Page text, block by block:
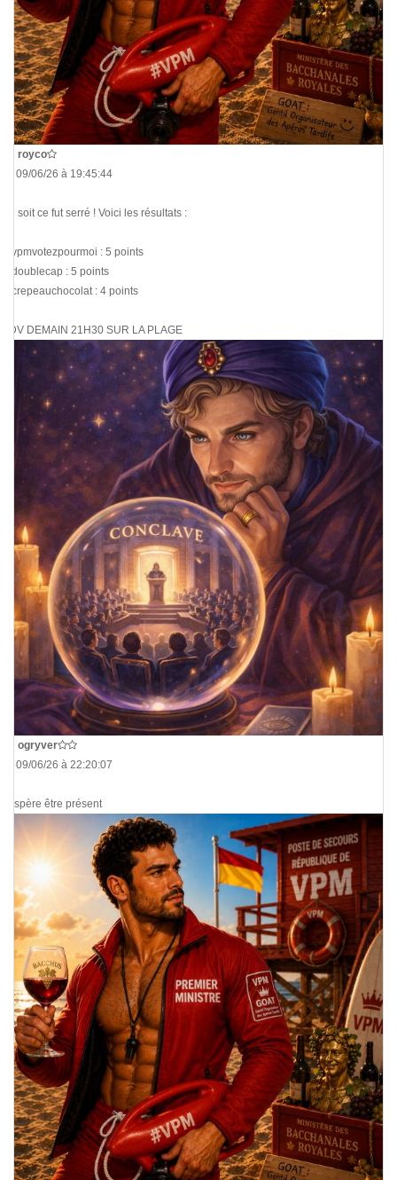
royco
Le 09/06/26 à 19:45:44
Ce soit ce fut serré ! Voici les résultats :
@vpmvotezpourmoi : 5 points
@doublecap : 5 points
@crepeauchocolat : 4 points
RDV DEMAIN 21H30 SUR LA PLAGE
ogryver
Le 09/06/26 à 22:20:07
J'espère être présent